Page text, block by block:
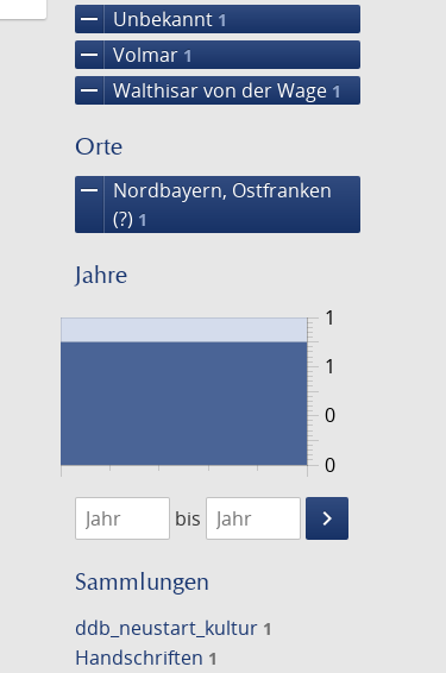
remove Unbekannt 1
remove Volmar 1
remove Walthisar von der Wage 1
Orte
remove
Nordbayern, Ostfranken
(?) 1
Jahre
0
1
0
1
1474
1475
bis
keyboard_arrow_right
Suche
Sammlungen
ddb_neustart_kultur 1
Handschriften 1